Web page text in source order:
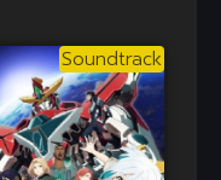
Soundtrack